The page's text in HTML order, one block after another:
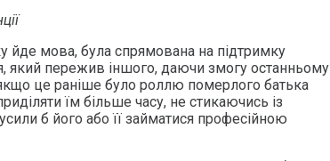
йде мова, була спрямована на підтримку
який пережив іншого, даючи змогу останньому
це раніше було роллю померлого батька
їм більше часу, не стикаючись із
б його або її займатися професійною